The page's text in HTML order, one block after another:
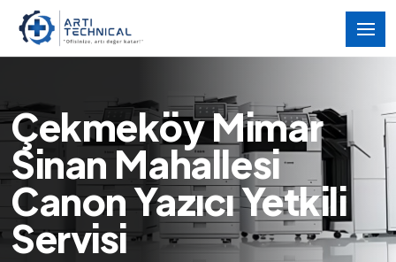
Çekmeköy Mimar
Sinan Mahallesi
Canon Yazıcı Yetkili
Servisi